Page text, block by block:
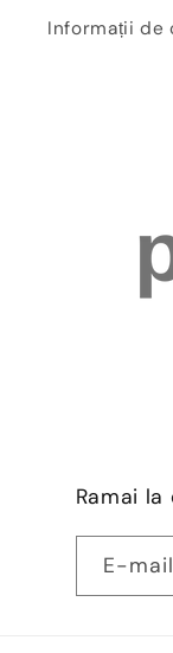
Informații de
Ramai
E-mail